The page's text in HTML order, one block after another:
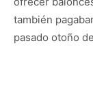
también
pasado otoño